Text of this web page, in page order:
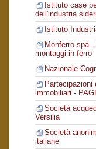
Istituto case
dell'industria
Istituto
Monferro spa
montaggi in ferro
Nazionale
Partecipazioni
immobiliari -
Società
Versilia
Società
italiane